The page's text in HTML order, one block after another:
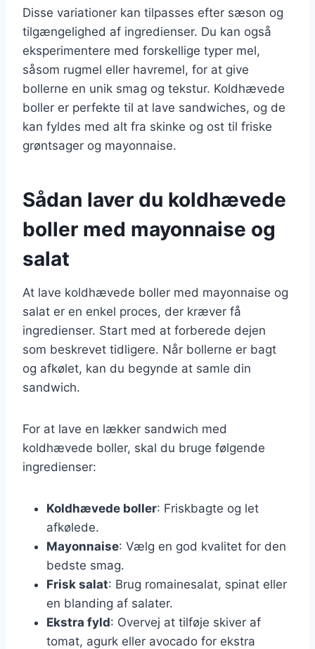
Disse variationer kan tilpasses efter sæson og
tilgængelighed af ingredienser. Du kan også
eksperimentere med forskellige typer mel,
såsom rugmel eller havremel, for at give
bollerne en unik smag og tekstur. Koldhævede
boller er perfekte til at lave sandwiches, og de
kan fyldes med alt fra skinke og ost til friske
grøntsager og mayonnaise.
Sådan laver du koldhævede
boller med mayonnaise og
salat
At lave koldhævede boller med mayonnaise og
salat er en enkel proces, der kræver få
ingredienser. Start med at forberede dejen
som beskrevet tidligere. Når bollerne er bagt
og afkølet, kan du begynde at samle din
sandwich.
For at lave en lækker sandwich med
koldhævede boller, skal du bruge følgende
ingredienser:
Koldhævede boller: Friskbagte og let
afkølede.
Mayonnaise: Vælg en god kvalitet for den
bedste smag.
Frisk salat: Brug romainesalat, spinat eller
en blanding af salater.
Ekstra fyld: Overvej at tilføje skiver af
tomat, agurk eller avocado for ekstra